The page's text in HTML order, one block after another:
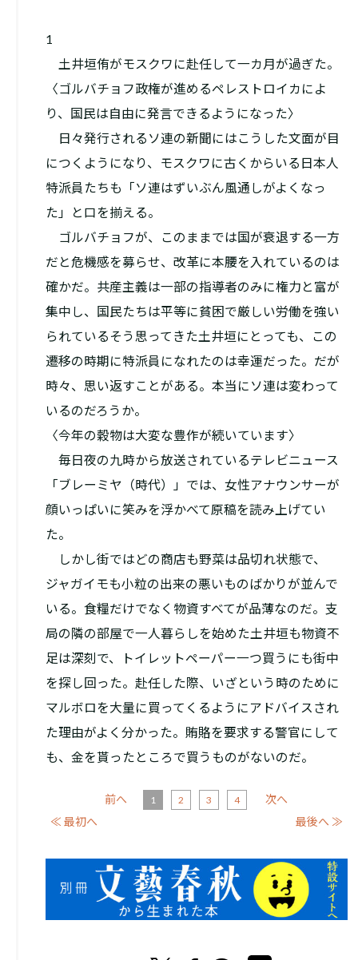
1
土井垣侑がモスクワに赴任して一カ月が過ぎた。
〈ゴルバチョフ政権が進めるペレストロイカによ
り、国民は自由に発言できるようになった〉
日々発行されるソ連の新聞にはこうした文面が目
につくようになり、モスクワに古くからいる日本人
特派員たちも「ソ連はずいぶん風通しがよくなっ
た」と口を揃える。
ゴルバチョフが、このままでは国が衰退する一方
だと危機感を募らせ、改革に本腰を入れているのは
確かだ。共産主義は一部の指導者のみに権力と富が
集中し、国民たちは平等に貧困で厳しい労働を強い
られている――そう思ってきた土井垣にとっても、この
遷移の時期に特派員になれたのは幸運だった。だが
時々、思い返すことがある。本当にソ連は変わって
いるのだろうか。
〈今年の穀物は大変な豊作が続いています〉
毎日夜の九時から放送されているテレビニュース
「ブレーミヤ（時代）」では、女性アナウンサーが
顔いっぱいに笑みを浮かべて原稿を読み上げてい
た。
しかし街ではどの商店も野菜は品切れ状態で、
ジャガイモも小粒の出来の悪いものばかりが並んで
いる。食糧だけでなく物資すべてが品薄なのだ。支
局の隣の部屋で一人暮らしを始めた土井垣も物資不
足は深刻で、トイレットペーパー一つ買うにも街中
を探し回った。赴任した際、いざという時のために
マルボロを大量に買ってくるようにアドバイスされ
た理由がよく分かった。賄賂を要求する警官にして
も、金を貰ったところで買うものがないのだ。
≪ 最初へ
前へ 1 2 3 4
次へ
最後へ ≫